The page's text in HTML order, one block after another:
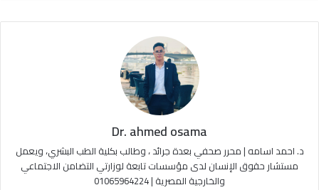
Dr. ahmed osama
د. احمد اسامه | محرر صحفي بعدة جرائد ، وطالب بكلية الطب البشري، ويعمل
مستشار حقوق الإنسان لدى مؤسسات تابعة لوزارتي التضامن الاجتماعي
والخارجية المصرية | 01065964224